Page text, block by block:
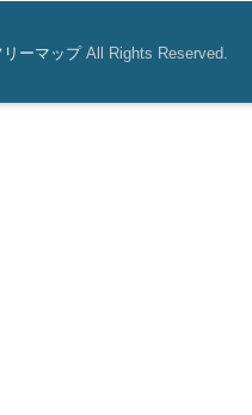
ーマップAll Rights Reserved.